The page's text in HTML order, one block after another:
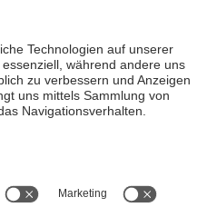
für alle, die Südtirol nicht nur
wollen – inklusive Tipps,
und Angeboten.
Aktualisieren der Inhalte,
nochmals beim